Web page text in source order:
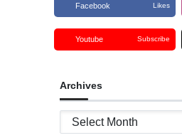
Facebook Likes
Youtube Subscribe
Archives
Archives